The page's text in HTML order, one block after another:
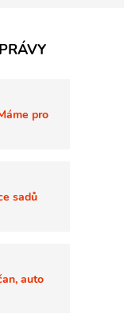
pro
sadů
auto